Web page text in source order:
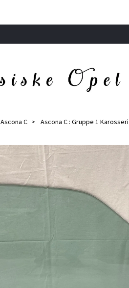
Ascona C Ascona C : Gruppe 1 Karosseri